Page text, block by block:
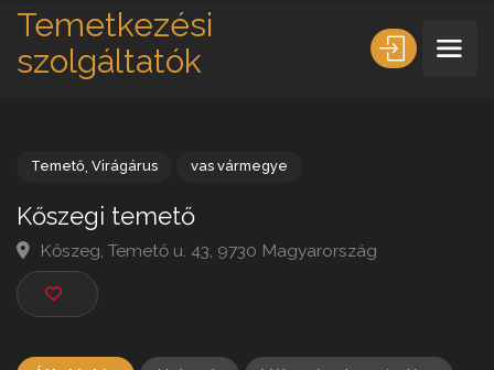
Temetkezési
szolgáltatók
Kőszegi temető
Kőszeg, Temető u. 43, 9730 Magyarország